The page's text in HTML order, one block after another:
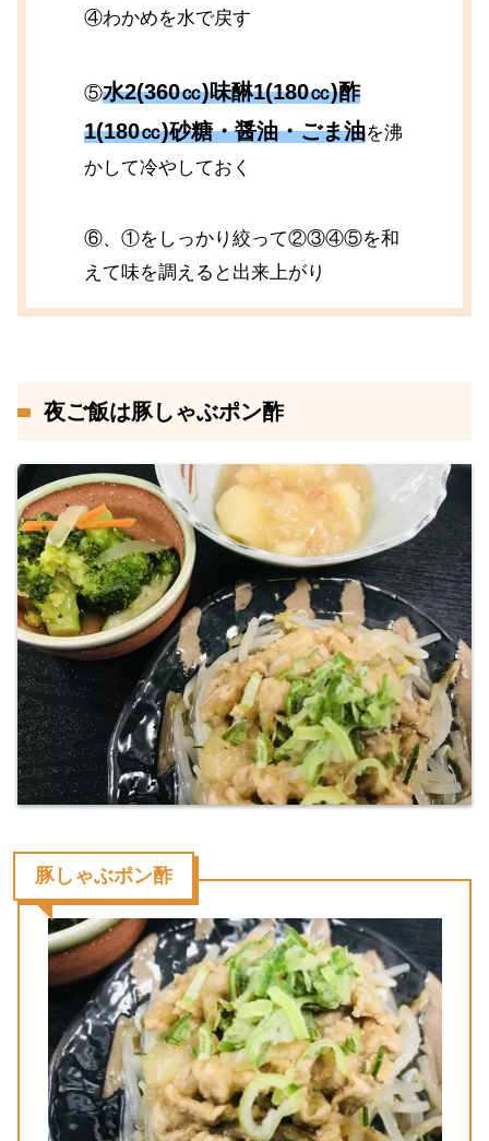
④わかめを水で戻す
⑤水2(360㏄)味醂1(180㏄)酢
1(180㏄)砂糖・醤油・ごま油を沸
かして冷やしておく
⑥、①をしっかり絞って②③④⑤を和
えて味を調えると出来上がり
夜ご飯は豚しゃぶポン酢
豚しゃぶポン酢